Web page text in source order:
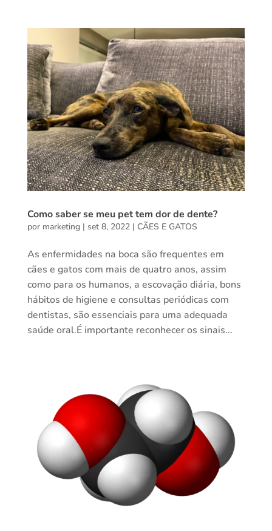
Como saber se meu pet tem dor de dente?
por marketing| set 8, 2022| CÃES E GATOS
As enfermidades na boca são frequentes em
cães e gatos com mais de quatro anos, assim
como para os humanos, a escovação diária, bons
hábitos de higiene e consultas periódicas com
dentistas, são essenciais para uma adequada
saúde oral.É importante reconhecer os sinais...